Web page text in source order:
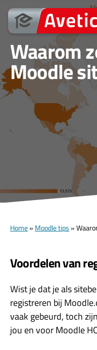
Ga
naar
de
inhoud
Waarom
Moodle
Home» Moodle tips »
Voordelen van
Wist je dat je als
registreren bij
vaak gebeurd, toch
jou en voor Moodle